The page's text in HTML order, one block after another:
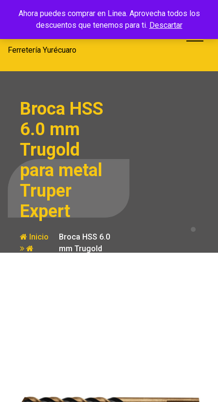
Ahora puedes comprar en Linea. Aprovecha todos los
descuentos que tenemos para ti. Descartar
Ferretería
Yurécuaro
Ferretería Yurécuaro
Broca HSS
6.0 mm
Trugold
para metal
Truper
Expert
Inicio
Broca HSS 6.0
mm Trugold